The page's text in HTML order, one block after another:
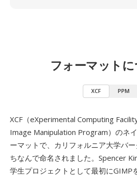
フォーマット
XCF PPM
XCF（eXperimental Computing Facility
Image Manipulation Program）のネ
ーマットで、カリフォルニア大学バ
ちなんで命名されました。Spencer
学生プロジェクトとして最初にGIMP